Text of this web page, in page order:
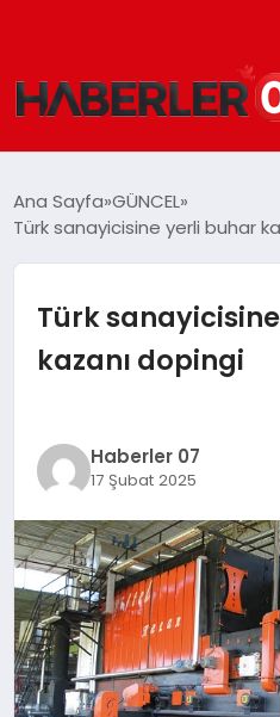
EKONOMI
YAŞAM
SPOR
EĞITIM
MAGAZIN
DIĞER
Ana Sayfa GÜNCEL
Türk sanayicisine yerli buhar
Türk
kazanı dopingi
Haberler 07
17 Şubat 2025